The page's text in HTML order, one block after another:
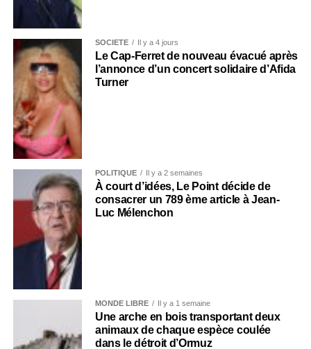
SOCIÉTÉ Il y a 4 jours
Le Cap-Ferret de nouveau évacué après
l’annonce d’un concert solidaire d’Afida
Turner
POLITIQUE Il y a 2 semaines
À court d’idées, Le Point décide de
consacrer un 789 ème article à Jean-
Luc Mélenchon
MONDE LIBRE Il y a 1 semaine
Une arche en bois transportant deux
animaux de chaque espèce coulée
dans le détroit d’Ormuz